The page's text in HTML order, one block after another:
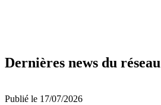
Dernières news du réseau
Publié le 17/07/2026